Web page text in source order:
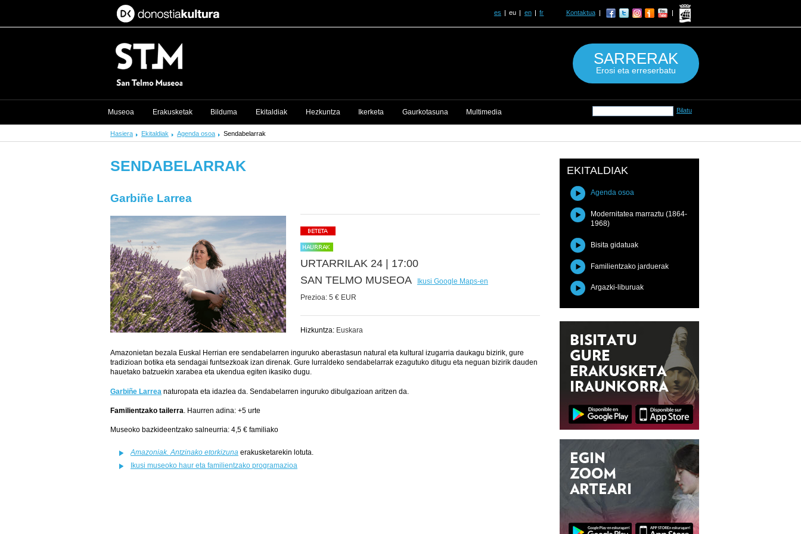
Hasiera Ekitaldiak Agenda osoa Sendabelarrak
SENDABELARRAK
Garbiñe Larrea
URTARRILAK 24 | 17:00
SAN TELMO MUSEOA
Ikusi Google Maps-en
Prezioa: 5 € EUR
Hizkuntza: Euskara
Amazonietan bezala Euskal Herrian ere sendabelarren inguruko aberastasun natural eta kultural izugarria daukagu bizirik, gure
tradizioan botika eta sendagai funtsezkoak izan direnak. Gure lurraldeko sendabelarrak ezagutuko ditugu eta neguan bizirik dauden
hauetako batzuekin xarabea eta ukendua egiten ikasiko dugu.
Garbiñe Larrea naturopata eta idazlea da. Sendabelarren inguruko dibulgazioan aritzen da.
Familientzako tailerra . Haurren adina: +5 urte
Museoko bazkideentzako salneurria: 4,5 € familiako
Amazoniak. Antzinako etorkizuna erakusketarekin lotuta.
Ikusi museoko haur eta familientzako programazioa
EKITALDIAK
Agenda osoa
Modernitatea marraztu (1864-
1968)
Bisita gidatuak
Familientzako jarduerak
Argazki-liburuak
es eu en fr Kontaktua
SARRERAK
Erosi eta erreserbatu
Museoa Erakusketak Bilduma Ekitaldiak Hezkuntza Ikerketa Gaurkotasuna Multimedia